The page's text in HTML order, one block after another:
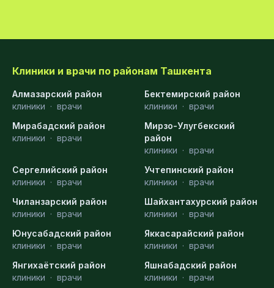
Клиники и врачи по районам Ташкента
Алмазарский район
клиники · врачи
Бектемирский район
клиники · врачи
Мирабадский район
клиники · врачи
Мирзо-Улугбекский
район
клиники · врачи
Сергелийский район
клиники · врачи
Учтепинский район
клиники · врачи
Чиланзарский район
клиники · врачи
Шайхантахурский район
клиники · врачи
Юнусабадский район
клиники · врачи
Яккасарайский район
клиники · врачи
Янгихаётский район
клиники · врачи
Яшнабадский район
клиники · врачи